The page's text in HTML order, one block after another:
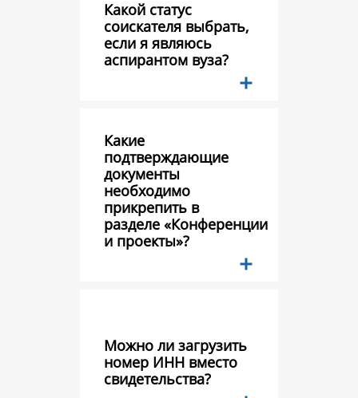
Какой статус
соискателя выбрать,
если я являюсь
аспирантом вуза?
Какие
подтверждающие
документы
необходимо
прикрепить в
разделе «Конференции
и проекты»?
Можно ли загрузить
номер ИНН вместо
свидетельства?